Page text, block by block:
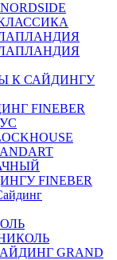
ЛАПЛАНДИЯ
ЛАПЛАНДИЯ
К САЙДИНГУ
FINEBER
FINEBER
GRAND